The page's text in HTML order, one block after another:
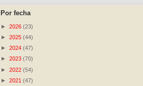
Por fecha
► 2026 (23)
► 2025 (44)
► 2024 (47)
► 2023 (70)
► 2022 (54)
► 2021 (47)